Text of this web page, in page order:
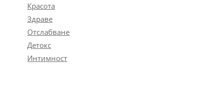
Красота
Здраве
Отслабване
Детокс
Интимност